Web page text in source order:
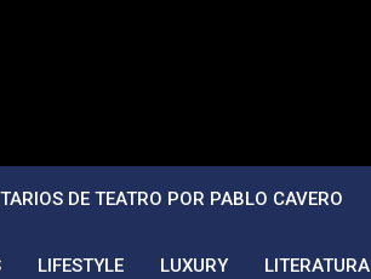
DE TEATRO POR PABLO CAVERO
LIFESTYLE LUXURY LITERATURA